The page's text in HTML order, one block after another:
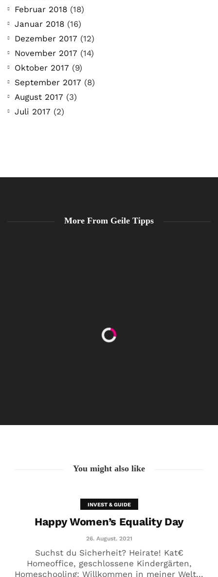
Februar 2018 (18)
Januar 2018 (16)
Dezember 2017 (12)
November 2017 (14)
Oktober 2017 (9)
September 2017 (8)
August 2017 (3)
Juli 2017 (2)
More From Geile Tipps
24. Juni. 2021
You might also like
INVEST & GUIDE
Happy Women’s Equality Day
26. August. 2021
Suchst du Sicherheit? Heirate! Kat€
Homeoffice, geschlossene Kindergärten,
Homeschooling: Willkommen in meiner Welt...